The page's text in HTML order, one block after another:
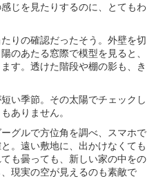
じを見たりするのに、とてもわ
りの確認だったそう。外壁を切
のあたる窓際で模型を見ると、
す。透けた階段や棚の影も、き
い季節。その太陽でチェックし
ありません。
グルで方位角を調べ、スマホで
。遠い敷地に、出かけなくても
も曇っても、新しい家の中をの
現実の空が見えるのも素敵で